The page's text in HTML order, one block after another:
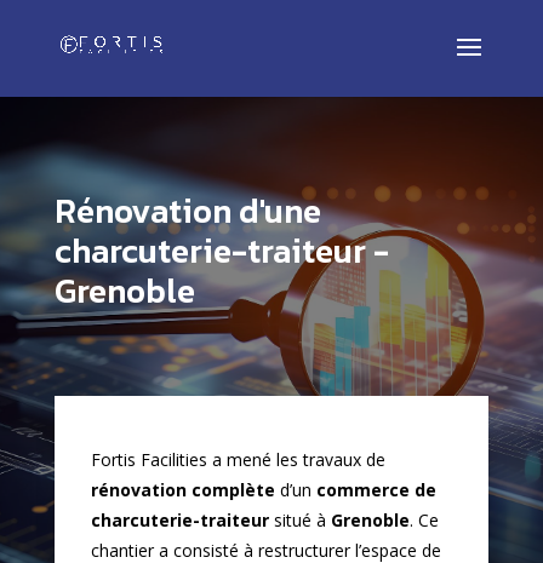
Rénovation d'une
charcuterie-traiteur -
Grenoble
Fortis Facilities a mené les travaux de
rénovation complète d’un commerce de
charcuterie-traiteursitué à Grenoble. Ce
chantier a consisté à restructurer l’espace de